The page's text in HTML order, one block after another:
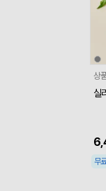
상
실
무